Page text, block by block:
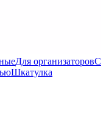
Для организаторовС
Шкатулка